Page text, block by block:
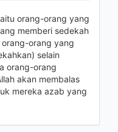
orang-orang yang
memberi sedekah
orang yang
selain
orang-orang
akan membalas
mereka azab yang